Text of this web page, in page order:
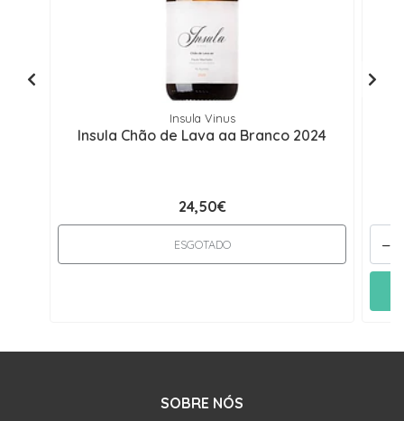
Insula Vinus
Insula Chão de Lava aa Branco 2024
24,50€
ESGOTADO -
SOBRE NÓS